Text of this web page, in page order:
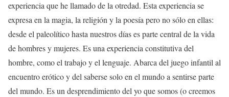
experiencia que he llamado de la otredad. Esta experiencia se
expresa en la magia, la religión y la poesía pero no sólo en ellas:
desde el paleolítico hasta nuestros días es parte central de la vida
de hombres y mujeres. Es una experiencia constitutiva del
hombre, como el trabajo y el lenguaje. Abarca del juego infantil al
encuentro erótico y del saberse solo en el mundo a sentirse parte
del mundo. Es un desprendimiento del yo que somos (o creemos